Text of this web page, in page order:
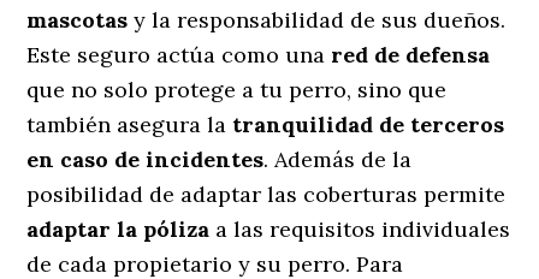
mascotas y la responsabilidad de sus dueños.
Este seguro actúa como una red de defensa
que no solo protege a tu perro, sino que
también asegura la tranquilidad de terceros
en caso de incidentes. Además de la
posibilidad de adaptar las coberturas permite
adaptar la póliza a las requisitos individuales
de cada propietario y su perro. Para